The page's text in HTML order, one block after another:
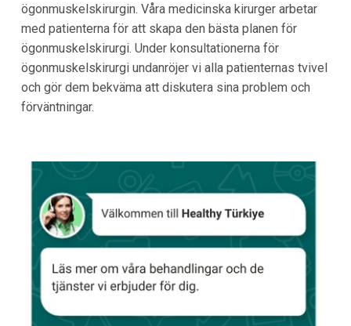
ögonmuskelskirurgin. Våra medicinska kirurger arbetar
med patienterna för att skapa den bästa planen för
ögonmuskelskirurgi. Under konsultationerna för
ögonmuskelskirurgi undanröjer vi alla patienternas tvivel
och gör dem bekväma att diskutera sina problem och
förväntningar.